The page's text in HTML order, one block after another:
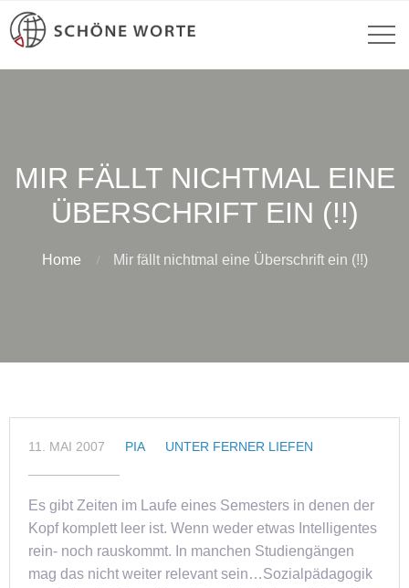
MIR FÄLLT NICHTMAL EINE
ÜBERSCHRIFT EIN (!!)
Home Mir fällt nichtmal eine Überschrift ein (!!)
11. MAI 2007 PIA UNTER FERNER LIEFEN
Es gibt Zeiten im Laufe eines Semesters in denen der
Kopf komplett leer ist. Wenn weder etwas Intelligentes
rein- noch rauskommt. In manchen Studiengängen
mag das nicht weiter relevant sein…Sozialpädagogik